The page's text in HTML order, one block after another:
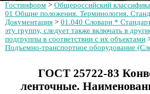
Гостинформ > Общероссийский
01 Общие положения. Терминология.
Документация > 01.040 Словари *
эту группу, следует также включать в
подгруппы в соответствии с их объектами
Подъемно-транспортное оборудование
ГОСТ 25722-83
ленточные.